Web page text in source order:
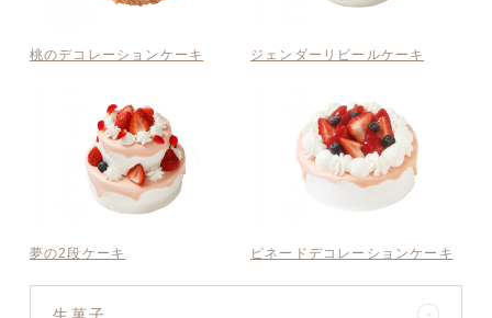
桃のデコレーションケーキ ジェンダーリビールケーキ
夢の2段ケーキ ピネードデコレーションケーキ